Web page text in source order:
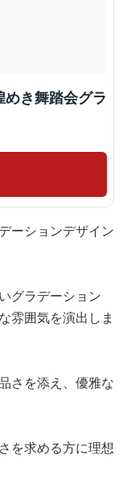
き舞踏会グラ
ーションデザイン
グラデーション
雰囲気を演出しま
さを添え、優雅な
を求める方に理想